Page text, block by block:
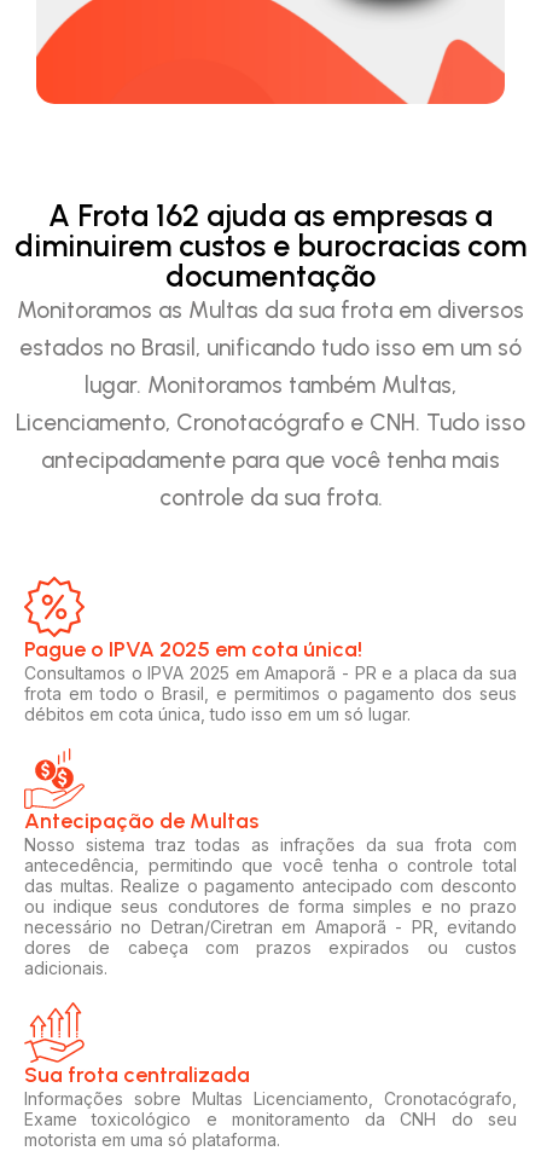
A Frota 162 ajuda as empresas a
diminuirem custos e burocracias com
documentação
Monitoramos as Multas da sua frota em diversos
estados no Brasil, unificando tudo isso em um só
lugar. Monitoramos também Multas,
Licenciamento, Cronotacógrafo e CNH. Tudo isso
antecipadamente para que você tenha mais
controle da sua frota.
Pague o IPVA 2025 em cota única!​
Consultamos o IPVA 2025 em Amaporã - PR e a placa da sua
frota em todo o Brasil, e permitimos o pagamento dos seus
débitos em cota única, tudo isso em um só lugar.
Antecipação de Multas
Nosso sistema traz todas as infrações da sua frota com
antecedência, permitindo que você tenha o controle total
das multas. Realize o pagamento antecipado com desconto
ou indique seus condutores de forma simples e no prazo
necessário no Detran/Ciretran em Amaporã - PR, evitando
dores de cabeça com prazos expirados ou custos
adicionais.
Sua frota centralizada​
Informações sobre Multas Licenciamento, Cronotacógrafo,
Exame toxicológico e monitoramento da CNH do seu
motorista em uma só plataforma.